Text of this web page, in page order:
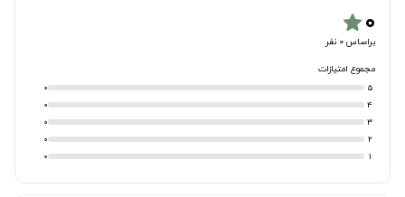
۰star
براساس 0 نفر
مجموع امتیازات
5
0
4
0
3
0
2
0
1
0